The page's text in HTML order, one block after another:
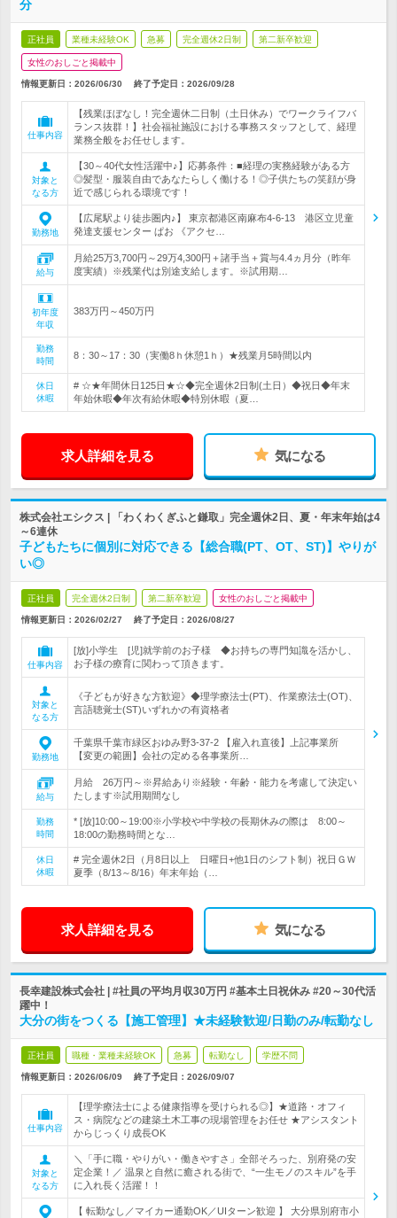
分
正社員 業種未経験OK 急募 完全週休2日制 第二新卒歓迎
女性のおしごと掲載中
情報更新日：2026/06/30 終了予定日： 2026/09/28
仕事内容
【残業ほぼなし！完全週休二日制（土日休み）でワークライフバ
ランス抜群！】社会福祉施設における事務スタッフとして、経理
業務全般をお任せします。
対象と
なる方
【30～40代女性活躍中♪】応募条件：■経理の実務経験がある方
◎髪型・服装自由であなたらしく働ける！◎子供たちの笑顔が身
近で感じられる環境です！
勤務地
【広尾駅より徒歩圏内♪】 東京都港区南麻布4-6-13 港区立児童
発達支援センター ぱお 《アクセ…
給与
月給25万3,700円～29万4,300円＋諸手当＋賞与4.4ヵ月分（昨年
度実績）※残業代は別途支給します。※試用期…
初年度
年収
383万円～450万円
勤務
時間
8：30～17：30（実働8ｈ休憩1ｈ）★残業月5時間以内
休日
休暇
# ☆★年間休日125日★☆◆完全週休2日制(土日）◆祝日◆年末
年始休暇◆年次有給休暇◆特別休暇（夏…
求人詳細を見る 気になる
株式会社エシクス | 「わくわくぎふと鎌取」完全週休2日、夏・年末年始は4
～6連休
子どもたちに個別に対応できる【総合職(PT、OT、ST)】やりが
い◎
正社員 完全週休2日制 第二新卒歓迎 女性のおしごと掲載中
情報更新日：2026/02/27 終了予定日： 2026/08/27
仕事内容
[放]小学生 [児]就学前のお子様 ◆お持ちの専門知識を活かし、
お子様の療育に関わって頂きます。
対象と
なる方
《子どもが好きな方歓迎》◆理学療法士(PT)、作業療法士(OT)、
言語聴覚士(ST)いずれかの有資格者
勤務地
千葉県千葉市緑区おゆみ野3-37-2 【雇入れ直後】上記事業所
【変更の範囲】会社の定める各事業所…
給与
月給 26万円～※昇給あり※経験・年齢・能力を考慮して決定い
たします※試用期間なし
勤務
時間
* [放]10:00～19:00※小学校や中学校の長期休みの際は 8:00～
18:00の勤務時間とな…
休日
休暇
# 完全週休2日（月8日以上 日曜日+他1日のシフト制）祝日ＧＷ
夏季（8/13～8/16）年末年始（…
求人詳細を見る 気になる
長幸建設株式会社 | #社員の平均月収30万円 #基本土日祝休み #20～30代活
躍中！
大分の街をつくる【施工管理】★未経験歓迎/日勤のみ/転勤なし
正社員 職種・業種未経験OK 急募 転勤なし 学歴不問
情報更新日：2026/06/09 終了予定日： 2026/09/07
仕事内容
【理学療法士による健康指導を受けられる◎】★道路・オフィ
ス・病院などの建築土木工事の現場管理をお任せ ★アシスタント
からじっくり成長OK
対象と
なる方
＼「手に職・やりがい・働きやすさ」全部そろった、別府発の安
定企業！／ 温泉と自然に癒される街で、“一生モノのスキル”を手
に入れ長く活躍！！
【 転勤なし／マイカー通勤OK／UIターン歓迎 】 大分県別府市小